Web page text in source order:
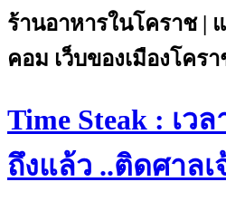
ร้านอาหารในโคราช |
คอม เว็บของเมืองโคร
Time Steak : เว
ถึงแล้ว ..ติดศาล